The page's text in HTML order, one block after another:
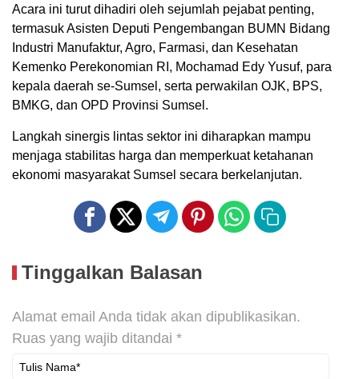
Acara ini turut dihadiri oleh sejumlah pejabat penting,
termasuk Asisten Deputi Pengembangan BUMN Bidang
Industri Manufaktur, Agro, Farmasi, dan Kesehatan
Kemenko Perekonomian RI, Mochamad Edy Yusuf, para
kepala daerah se-Sumsel, serta perwakilan OJK, BPS,
BMKG, dan OPD Provinsi Sumsel.
Langkah sinergis lintas sektor ini diharapkan mampu
menjaga stabilitas harga dan memperkuat ketahanan
ekonomi masyarakat Sumsel secara berkelanjutan.
Tinggalkan Balasan
Alamat email Anda tidak akan dipublikasikan.
Ruas yang wajib ditandai *